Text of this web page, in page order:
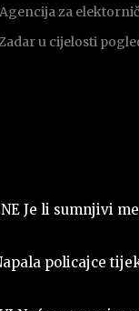
za
u cijelosti
Je li sumnjivi
policajce